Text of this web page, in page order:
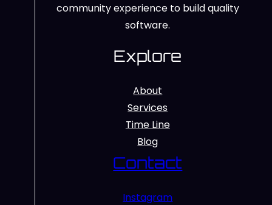
community experience to build quality
software.
Explore
About
Services
Time Line
Blog
Contact
Instagram